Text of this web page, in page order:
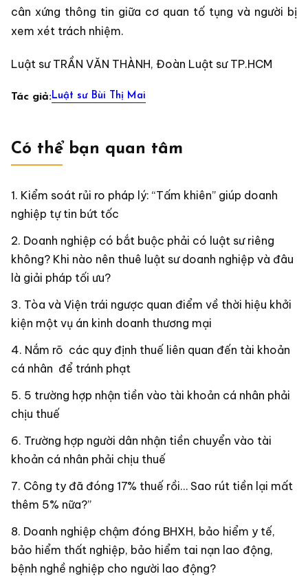
cân xứng thông tin giữa cơ quan tố tụng và người bị
xem xét trách nhiệm.
Luật sư TRẦN VĂN THÀNH, Đoàn Luật sư TP.HCM
Tác giả:Luật sư Bùi Thị Mai
Có thể bạn quan tâm
Kiểm soát rủi ro pháp lý: “Tấm khiên” giúp doanh
nghiệp tự tin bứt tốc
Doanh nghiệp có bắt buộc phải có luật sư riêng
không? Khi nào nên thuê luật sư doanh nghiệp và đâu
là giải pháp tối ưu?
Tòa và Viện trái ngược quan điểm về thời hiệu khởi
kiện một vụ án kinh doanh thương mại
Nắm rõ các quy định thuế liên quan đến tài khoản
cá nhân để tránh phạt
5 trường hợp nhận tiền vào tài khoản cá nhân phải
chịu thuế
Trường hợp người dân nhận tiền chuyển vào tài
khoản cá nhân phải chịu thuế
Công ty đã đóng 17% thuế rồi… Sao rút tiền lại mất
thêm 5% nữa?”
Doanh nghiệp chậm đóng BHXH, bảo hiểm y tế,
bảo hiểm thất nghiệp, bảo hiểm tai nạn lao động,
bệnh nghề nghiệp cho người lao động?